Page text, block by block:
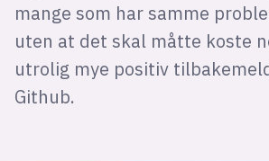
mange som har samme
uten at det skal måtte koste
utrolig mye positiv
Github.